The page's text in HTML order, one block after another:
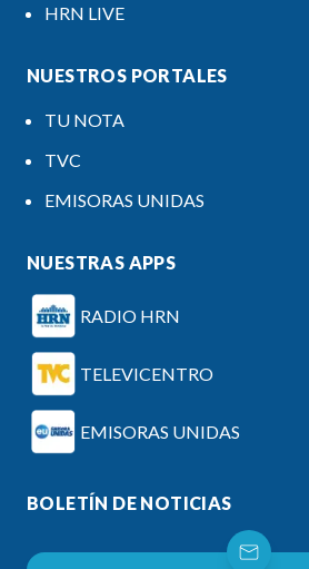
HRN LIVE
NUESTROS PORTALES
TU NOTA
TVC
EMISORAS UNIDAS
NUESTRAS APPS
RADIO HRN
TELEVICENTRO
EMISORAS UNIDAS
BOLETÍN DE NOTICIAS